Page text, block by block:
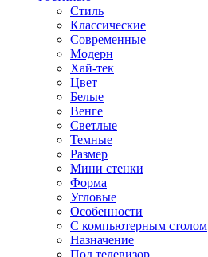
Стиль
Классические
Современные
Модерн
Хай-тек
Цвет
Белые
Венге
Светлые
Темные
Размер
Мини стенки
Форма
Угловые
Особенности
С компьютерным столом
Назначение
Под телевизор